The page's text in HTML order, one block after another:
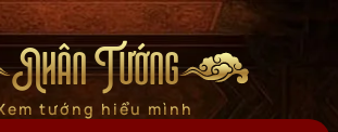
Nhân Tướng
tướng hiểu mình